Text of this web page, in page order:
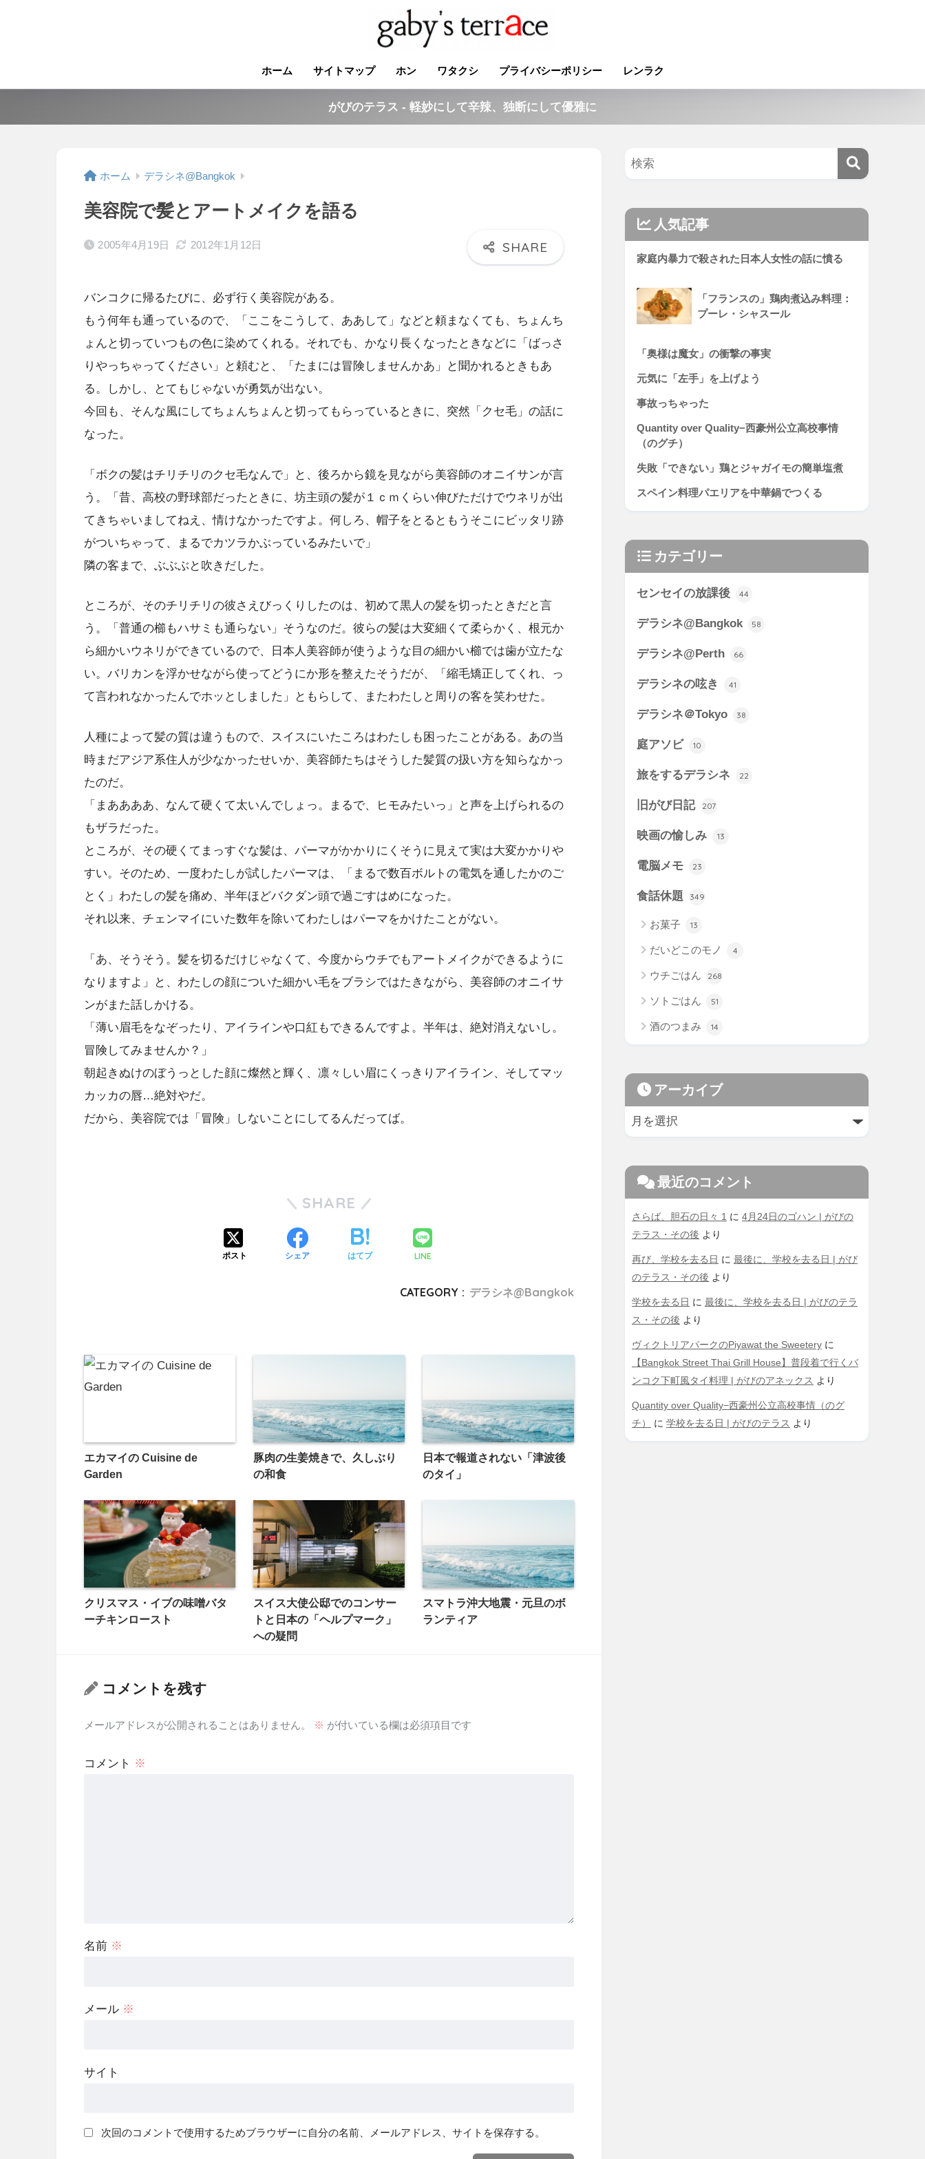
ホーム サイトマップ ホン ワタクシ プライバシーポリシー レンラク
がびのテラス - 軽妙にして辛辣、独断にして優雅に
ホーム デラシネ@Bangkok
美容院で髪とアートメイクを語る
2005年4月19日 2012年1月12日
バンコクに帰るたびに、必ず行く美容院がある。
もう何年も通っているので、「ここをこうして、ああして」などと頼まなくても、ちょんち
ょんと切っていつもの色に染めてくれる。それでも、かなり長くなったときなどに「ばっさ
りやっちゃってください」と頼むと、「たまには冒険しませんかあ」と聞かれるときもあ
る。しかし、とてもじゃないが勇気が出ない。
今回も、そんな風にしてちょんちょんと切ってもらっているときに、突然「クセ毛」の話に
なった。
「ボクの髪はチリチリのクセ毛なんで」と、後ろから鏡を見ながら美容師のオニイサンが言
う。「昔、高校の野球部だったときに、坊主頭の髪が１ｃｍくらい伸びただけでウネリが出
てきちゃいましてねえ、情けなかったですよ。何しろ、帽子をとるともうそこにビッタリ跡
がついちゃって、まるでカツラかぶっているみたいで」
隣の客まで、ぶぶぶと吹きだした。
ところが、そのチリチリの彼さえびっくりしたのは、初めて黒人の髪を切ったときだと言
う。「普通の櫛もハサミも通らない」そうなのだ。彼らの髪は大変細くて柔らかく、根元か
ら細かいウネリができているので、日本人美容師が使うような目の細かい櫛では歯が立たな
い。バリカンを浮かせながら使ってどうにか形を整えたそうだが、「縮毛矯正してくれ、っ
て言われなかったんでホッとしました」ともらして、またわたしと周りの客を笑わせた。
人種によって髪の質は違うもので、スイスにいたころはわたしも困ったことがある。あの当
時まだアジア系住人が少なかったせいか、美容師たちはそうした髪質の扱い方を知らなかっ
たのだ。
「まああああ、なんて硬くて太いんでしょっ。まるで、ヒモみたいっ」と声を上げられるの
もザラだった。
ところが、その硬くてまっすぐな髪は、パーマがかかりにくそうに見えて実は大変かかりや
すい。そのため、一度わたしが試したパーマは、「まるで数百ボルトの電気を通したかのご
とく」わたしの髪を痛め、半年ほどバクダン頭で過ごすはめになった。
それ以来、チェンマイにいた数年を除いてわたしはパーマをかけたことがない。
「あ、そうそう。髪を切るだけじゃなくて、今度からウチでもアートメイクができるように
なりますよ」と、わたしの顔についた細かい毛をブラシではたきながら、美容師のオニイサ
ンがまた話しかける。
「薄い眉毛をなぞったり、アイラインや口紅もできるんですよ。半年は、絶対消えないし。
冒険してみませんか？」
朝起きぬけのぼうっとした顔に燦然と輝く、凛々しい眉にくっきりアイライン、そしてマッ
カッカの唇…絶対やだ。
だから、美容院では「冒険」しないことにしてるんだってば。
SHARE
ポスト シェア はてブ LINE
CATEGORY : デラシネ@Bangkok
エカマイの Cuisine de
Garden
豚肉の生姜焼きで、久しぶり
の和食
日本で報道されない「津波後
のタイ」
クリスマス・イブの味噌バタ
ーチキンロースト
スイス大使公邸でのコンサー
トと日本の「ヘルプマーク」
への疑問
スマトラ沖大地震・元旦のボ
ランティア
コメントを残す
メールアドレスが公開されることはありません。 ※ が付いている欄は必須項目です
コメント ※
名前 ※
メール ※
サイト
次回のコメントで使用するためブラウザーに自分の名前、メールアドレス、サイトを保存する。
人気記事
家庭内暴力で殺された日本人女性の話に憤る
「フランスの」鶏肉煮込み料理：
プーレ・シャスール
「奥様は魔女」の衝撃の事実
元気に「左手」を上げよう
事故っちゃった
Quantity over Quality−西豪州公立高校事情
（のグチ）
失敗「できない」鶏とジャガイモの簡単塩煮
スペイン料理パエリアを中華鍋でつくる
カテゴリー
センセイの放課後 44
デラシネ@Bangkok 58
デラシネ@Perth 66
デラシネの呟き 41
デラシネ＠Tokyo 38
庭アソビ 10
旅をするデラシネ 22
旧がび日記 207
映画の愉しみ 13
電脳メモ 23
食話休題 349
お菓子 13
だいどこのモノ 4
ウチごはん 268
ソトごはん 51
酒のつまみ 14
アーカイブ
最近のコメント
さらば、胆石の日々 1 に 4月24日のゴハン | がびの
テラス・その後 より
再び、学校を去る日 に 最後に、学校を去る日 | がび
のテラス・その後 より
学校を去る日 に 最後に、学校を去る日 | がびのテラ
ス・その後 より
ヴィクトリアパークのPiyawat the Sweetery に
【Bangkok Street Thai Grill House】普段着で行くバ
ンコク下町風タイ料理 | がびのアネックス より
Quantity over Quality−西豪州公立高校事情（のグ
チ）
に 学校を去る日 | がびのテラス より